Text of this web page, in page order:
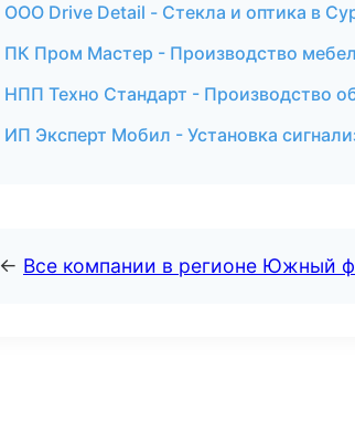
ООО Drive Detail - Стекла и оптика в
ПК Пром Мастер - Производство
НПП Техно Стандарт - Производство
ИП Эксперт Мобил - Установка
← Все компании в регионе Южный